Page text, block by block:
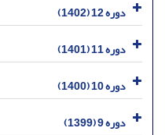
دوره 12 (1402)
دوره 11 (1401)
دوره 10 (1400)
دوره 9 (1399)